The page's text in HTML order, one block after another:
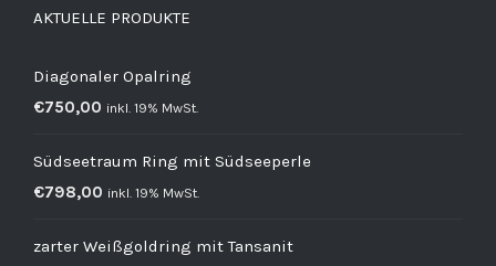
AKTUELLE PRODUKTE
Diagonaler Opalring
€750,00 inkl. 19% MwSt.
Südseetraum Ring mit Südseeperle
€798,00 inkl. 19% MwSt.
zarter Weißgoldring mit Tansanit